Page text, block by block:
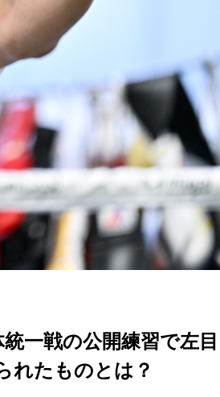
一戦の公開練習で左
れたものとは？